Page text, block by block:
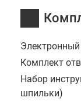
Электронный
Комплект
Набор
шпильки)